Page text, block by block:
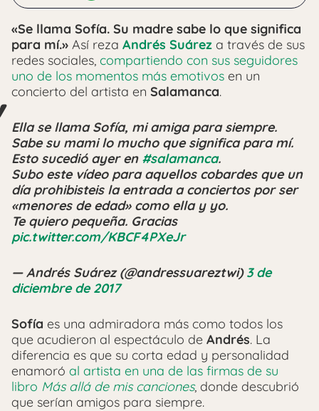
«Se llama Sofía. Su madre sabe lo que significa
para mí.» Así reza Andrés Suárez a través de sus
redes sociales, compartiendo con sus seguidores
uno de los momentos más emotivos en un
concierto del artista en Salamanca.
Ella se llama Sofía, mi amiga para siempre.
Sabe su mami lo mucho que significa para mí.
Esto sucedió ayer en #salamanca.
Subo este vídeo para aquellos cobardes que un
día prohibisteis la entrada a conciertos por ser
«menores de edad» como ella y yo.
Te quiero pequeña. Gracias
pic.twitter.com/KBCF4PXeJr
— Andrés Suárez (@andressuareztwi)3 de
diciembre de 2017
Sofía es una admiradora más como todos los
que acudieron al espectáculo de Andrés. La
diferencia es que su corta edad y personalidad
enamoró al artista en una de las firmas de su
libro Más allá de mis canciones, donde descubrió
que serían amigos para siempre.